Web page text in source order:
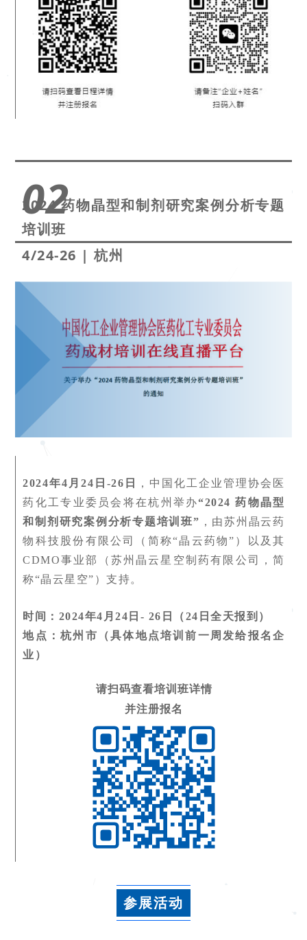
02
2024 药物晶型和制剂研究案例分析专题
培训班
4/24-26 | 杭州
2024年4月24日-26日
，中国化工企业管理协会医
药化工专业委员会将在杭州举办“2024 药物晶型
和制剂研究案例分析专题培训班” ，由苏州晶云药
物科技股份有限公司（简称“晶云药物”）以及其
CDMO事业部（苏州晶云星空制药有限公司，简
称“晶云星空”）支持。
时间：2024年4月24日- 26日（24日全天报到）
地点：杭州市（具体地点培训前一周发给报名企
业）
请扫码查看培训班详情
并注册报名
参展活动